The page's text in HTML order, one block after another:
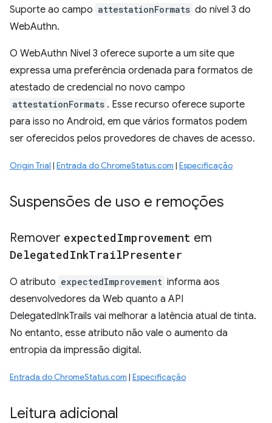
Suporte ao campo attestationFormats do nível 3 do
WebAuthn.
O WebAuthn Nível 3 oferece suporte a um site que
expressa uma preferência ordenada para formatos de
atestado de credencial no novo campo
attestationFormats . Esse recurso oferece suporte
para isso no Android, em que vários formatos podem
ser oferecidos pelos provedores de chaves de acesso.
Origin Trial | Entrada do ChromeStatus.com | Especificação
Suspensões de uso e remoções
Remover expectedImprovement em
DelegatedInkTrailPresenter
O atributo expectedImprovement informa aos
desenvolvedores da Web quanto a API
DelegatedInkTrails vai melhorar a latência atual de tinta.
No entanto, esse atributo não vale o aumento da
entropia da impressão digital.
Entrada do ChromeStatus.com | Especificação
Leitura adicional